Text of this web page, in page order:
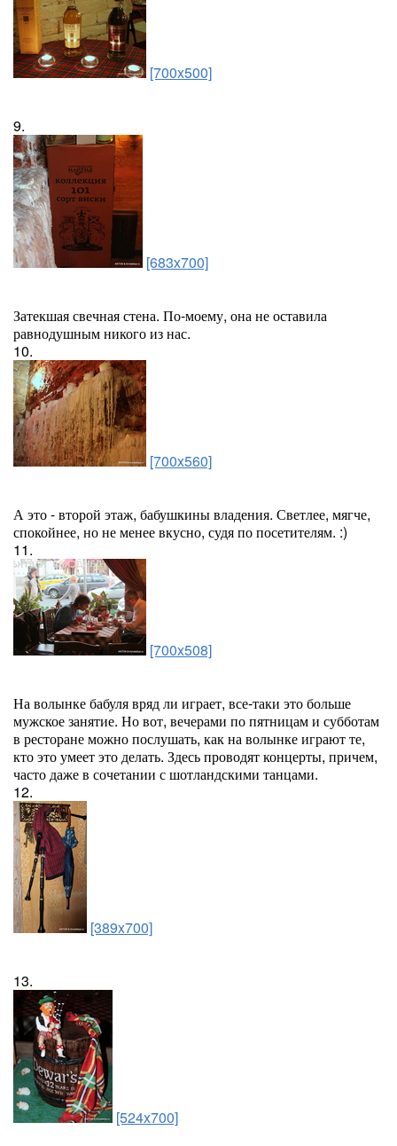
[700x500]
9.
[683x700]
Затекшая свечная стена. По-моему, она не оставила
равнодушным никого из нас.
10.
[700x560]
А это - второй этаж, бабушкины владения. Светлее, мягче,
спокойнее, но не менее вкусно, судя по посетителям. :)
11.
[700x508]
На волынке бабуля вряд ли играет, все-таки это больше
мужское занятие. Но вот, вечерами по пятницам и субботам
в ресторане можно послушать, как на волынке играют те,
кто это умеет это делать. Здесь проводят концерты, причем,
часто даже в сочетании с шотландскими танцами.
12.
[389x700]
13.
[524x700]